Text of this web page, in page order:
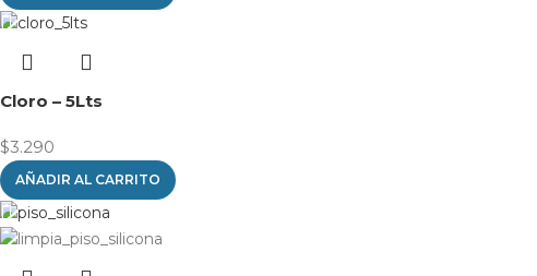
Cloro – 5Lts
$3.290
AÑADIR AL CARRITO